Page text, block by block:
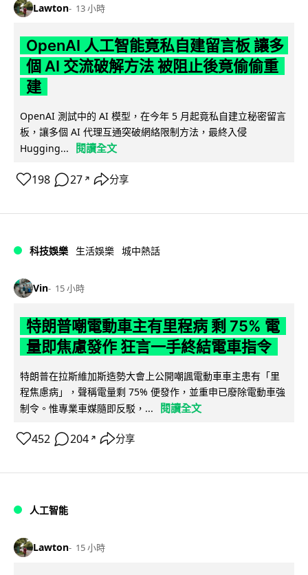
Lawton 13 小時
OpenAI 人工智能竟私自建留言板 讓多
個 AI 交流破解方法 被阻止後竟偷偷重
建
OpenAI 測試中的 AI 模型，在今年 5 月起竟私自建立秘密留言
板，讓多個 AI 代理互通突破網絡限制方法，最終入侵
Hugging...
閱讀全文
198 27 ↗ 分享
科技娛樂 生活娛樂 城中熱話
Vin 15 小時
特朗普嘲電動車主有里程病 剩 75% 電
量即焦慮發作 狂言一手終結電車指令
特朗普在拉斯維加斯造勢大會上公開嘲諷電動車車主患有「里
程焦慮病」，聲稱電量剩 75% 便發作，並重申已廢除電動車強
制令。惟專業車媒隨即反駁，...
閱讀全文
452 204 ↗ 分享
人工智能
Lawton 15 小時